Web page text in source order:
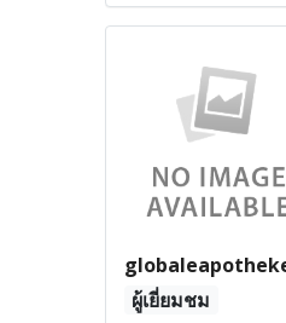
ผู้เยี่ยมชม